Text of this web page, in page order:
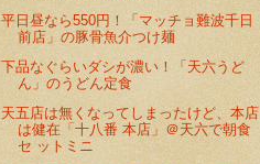
平日昼なら550円！「マッチョ難波千日
前店」の豚骨魚介つけ麺
下品なぐらいダシが濃い！「天六うど
ん」のうどん定食
天五店は無くなってしまったけど、本店
は健在「十八番 本店」＠天六で朝食
セ ットミニ